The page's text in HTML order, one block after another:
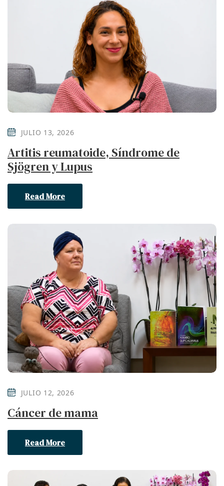
JULIO 13, 2026
Artitis reumatoide, Síndrome de
Sjögren y Lupus
Read More
JULIO 12, 2026
Cáncer de mama
Read More